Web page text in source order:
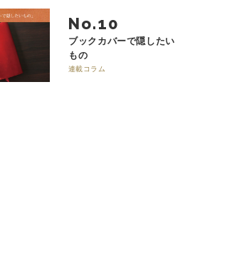
No.
ブックカバーで隠したい
もの
連載コラム